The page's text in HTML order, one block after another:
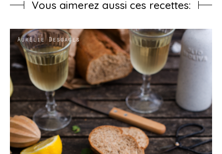
Vous aimerez aussi ces recettes: